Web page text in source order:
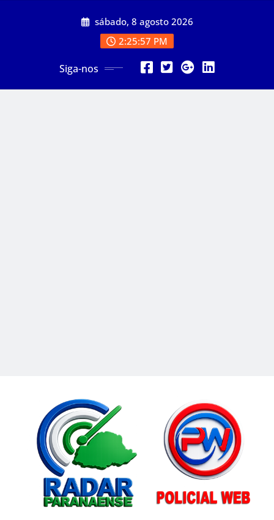
sábado, 8 agosto 2026
2:25:59 PM
Siga-nos